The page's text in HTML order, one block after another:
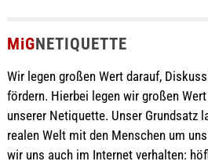
MiGNETIQUETTE
Wir legen großen Wert darauf,
fördern. Hierbei legen wir großen
unserer Netiquette. Unser Grundsatz
realen Welt mit den Menschen um
wir uns auch im Internet verhalten: